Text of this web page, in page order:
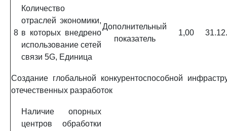
8
Количество
отраслей экономики,
в которых внедрено
использование сетей
связи 5G, Единица
Дополнительный
показатель
1,00
Создание глобальной конкурентоспособной
отечественных разработок
Наличие опорных
центров обработки